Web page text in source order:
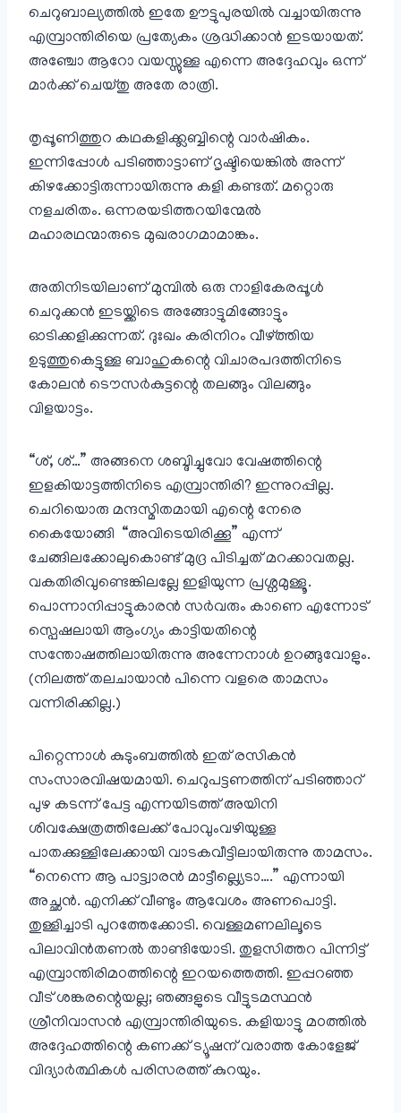
ചെറുബാല്യത്തിൽ ഇതേ ഊട്ടുപുരയിൽ വച്ചായിരുന്നു
എമ്പ്രാന്തിരിയെ പ്രത്യേകം ശ്രദ്ധിക്കാൻ ഇടയായത്.
അഞ്ചോ ആറോ വയസ്സുള്ള എന്നെ അദ്ദേഹവും ഒന്ന്
മാർക്ക് ചെയ്തു അതേ രാത്രി.
തൃപ്പൂണിത്തുറ കഥകളിക്ക്ലബ്ബിന്റെ വാർഷികം.
ഇന്നിപ്പോൾ പടിഞ്ഞാട്ടാണ് ദൃഷ്ടിയെങ്കിൽ അന്ന്
കിഴക്കോട്ടിരുന്നായിരുന്നു കളി കണ്ടത്. മറ്റൊരു
നളചരിതം. ഒന്നരയടിത്തറയിന്മേൽ
മഹാരഥന്മാരുടെ മുഖരാഗമാമാങ്കം.
അതിനിടയിലാണ് മുമ്പിൽ ഒരു നാളികേരപ്പൂൾ
ചെറുക്കൻ ഇടയ്ക്കിടെ അങ്ങോട്ടുമിങ്ങോട്ടും
ഓടിക്കളിക്കുന്നത്. ദുഃഖം കരിനിറം വീഴ്ത്തിയ
ഉടുത്തുകെട്ടുള്ള ബാഹുകന്റെ വിചാരപദത്തിനിടെ
കോലൻ ടൌസർകുട്ടന്റെ തലങ്ങും വിലങ്ങും
വിളയാട്ടം.
“ശ്, ശ്…” അങ്ങനെ ശബ്ദിച്ചുവോ വേഷത്തിന്റെ
ഇളകിയാട്ടത്തിനിടെ എമ്പ്രാന്തിരി? ഇന്നുറപ്പില്ല.
ചെറിയൊരു മന്ദസ്മിതമായി എന്റെ നേരെ
കൈയോങ്ങി “അവിടെയിരിക്കൂ” എന്ന്
ചേങ്ങിലക്കോലുകൊണ്ട് മുദ്ര പിടിച്ചത് മറക്കാവതല്ല.
വകതിരിവുണ്ടെങ്കിലല്ലേ ഇളിയുന്ന പ്രശ്നമുള്ളൂ.
പൊന്നാനിപ്പാട്ടുകാരൻ സർവരും കാണെ എന്നോട്
സ്പെഷലായി ആംഗ്യം കാട്ടിയതിന്റെ
സന്തോഷത്തിലായിരുന്നു അന്നേനാൾ ഉറങ്ങുവോളും.
(നിലത്ത് തലചായാൻ പിന്നെ വളരെ താമസം
വന്നിരിക്കില്ല.)
പിറ്റെന്നാൾ കുടുംബത്തിൽ ഇത് രസികൻ
സംസാരവിഷയമായി. ചെറുപട്ടണത്തിന് പടിഞ്ഞാറ്
പുഴ കടന്ന് പേട്ട എന്നയിടത്ത് അയിനി
ശിവക്ഷേത്രത്തിലേക്ക് പോവുംവഴിയുള്ള
പാതക്കുള്ളിലേക്കായി വാടകവീട്ടിലായിരുന്നു താമസം.
“നെന്നെ ആ പാട്ട്വാരൻ മാട്ടീല്ല്യെടാ….” എന്നായി
അച്ഛൻ. എനിക്ക് വീണ്ടും ആവേശം അണപൊട്ടി.
തുള്ളിച്ചാടി പുറത്തേക്കോടി. വെള്ളമണലിലൂടെ
പിലാവിൻതണൽ താണ്ടിയോടി. തുളസിത്തറ പിന്നിട്ട്
എമ്പ്രാന്തിരിമഠത്തിന്റെ ഇറയത്തെത്തി. ഇപ്പറഞ്ഞ
വീട് ശങ്കരന്റെയല്ല; ഞങ്ങളുടെ വീട്ടുടമസ്ഥൻ
ശ്രീനിവാസൻ എമ്പ്രാന്തിരിയുടെ. കളിയാട്ടു മഠത്തിൽ
അദ്ദേഹത്തിന്റെ കണക്ക് ട്യൂഷന് വരാത്ത കോളേജ്
വിദ്യാർത്ഥികൾ പരിസരത്ത് കുറയും.